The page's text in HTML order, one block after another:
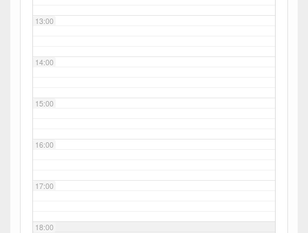
13:00
14:00
15:00
16:00
17:00
18:00